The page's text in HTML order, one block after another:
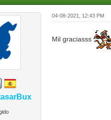
04-08-2021, 12:43 PM
Mil graciasss